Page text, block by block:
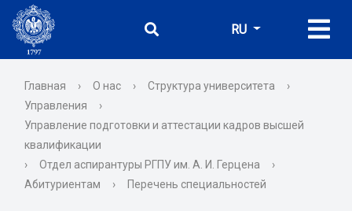
RU
Главная › О нас › Структура университета
›
Управления
›
Управление подготовки и аттестации кадров высшей
квалификации
›
Отдел аспирантуры РГПУ им. А. И. Герцена
›
Абитуриентам
› Перечень специальностей